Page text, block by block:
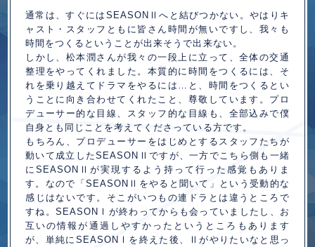
通常は、すぐにはSEASON Ⅱへと結びつかない。やはりキ
ャスト・スタッフともに皆さん時間が無いですし、我々も
時間をつくるということが出来そうで出来ない。
しかし、松本潤さんが我々の一段上に立って、全体の交通
整理をやってくれました。本質的に時間をつくるには、そ
れを乗り越えてドラマをやるには…と、時間をつくるとい
うことに向き合わせてくれたこと、尊敬しています。プロ
デューサー的な目線、スタッフ的な目線も、全部込みで僕
自身とも同じことを考えてくださっている方です。
もちろん、プロデューサーをはじめとするスタッフたちが
動いて成立したSEASON Ⅱ ですが、一方でこちら側も一緒
にSEASON Ⅱが実現するよう持って行った感覚もありま
す。なので「SEASON Ⅱ をやると聞いて」という受動的な
感じはないです。そこがいつもの連ドラとは違うところで
すね。SEASON Ⅰ が終わってからも会っていましたし、お
互いの情報が通過しやすかったというところもあります
が、単純にSEASON Ⅰ を終えた後、 Ⅱがやりたいなと思っ